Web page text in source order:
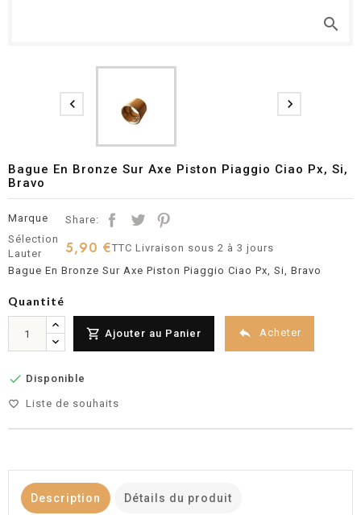
search
 
Bague En Bronze Sur Axe Piston Piaggio Ciao Px, Si,
Bravo
Marque
Sélection
Lauter
Share:
5,90 €TTCLivraison sous 2 à 3 jours
Bague En Bronze Sur Axe Piston Piaggio Ciao Px, Si, Bravo
Quantité
 Ajouter au Panier  Acheter
 Disponible
favorite_border Liste de souhaits
Description Détails du produit